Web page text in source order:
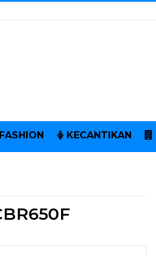
FASHION KECANTIKAN